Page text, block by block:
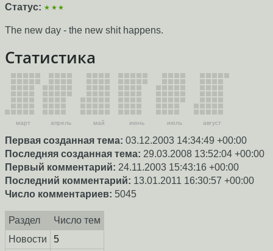
Статус: ★★★
The new day - the new shit happens.
Статистика
март апрель май июнь июль август
Первая созданная тема: 03.12.2003 14:34:49 +00:00
Последняя созданная тема: 29.03.2008 13:52:04 +00:00
Первый комментарий: 24.11.2003 15:43:16 +00:00
Последний комментарий: 13.01.2011 16:30:57 +00:00
Число комментариев: 5045
Раздел
Число тем
Новости
5